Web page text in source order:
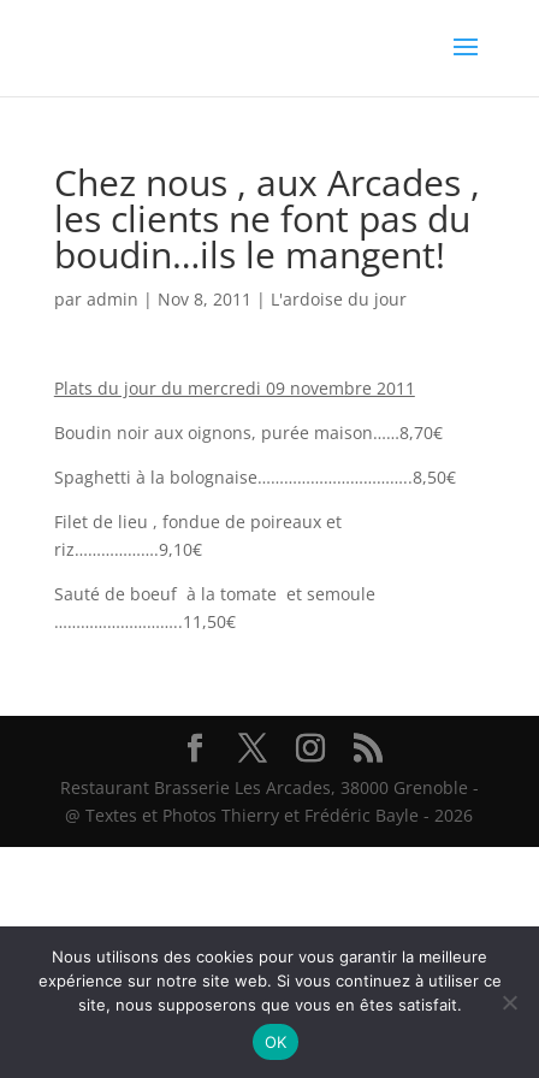
Chez nous , aux Arcades ,
les clients ne font pas du
boudin…ils le mangent!
par admin | Nov 8, 2011 | L'ardoise du jour
Plats du jour du mercredi 09 novembre 2011
Boudin noir aux oignons, purée maison……8,70€
Spaghetti à la bolognaise……………………………..8,50€
Filet de lieu , fondue de poireaux et
riz……………….9,10€
Sauté de boeuf à la tomate et semoule
………………………..11,50€
Restaurant Brasserie Les Arcades, 38000 Grenoble -
@ Textes et Photos Thierry et Frédéric Bayle - 2026
Nous utilisons des cookies pour vous garantir la meilleure
expérience sur notre site web. Si vous continuez à utiliser ce
site, nous supposerons que vous en êtes satisfait.
OK